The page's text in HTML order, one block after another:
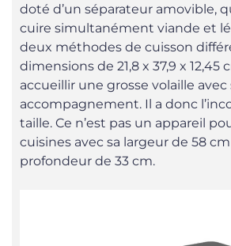
doté d’un séparateur amovible,
cuire simultanément viande et
deux méthodes de cuisson
dimensions de 21,8 x 37,9 x 12,45
accueillir une grosse volaille avec
accompagnement. Il a donc
taille. Ce n’est pas un appareil
cuisines avec sa largeur de 58
profondeur de 33 cm.